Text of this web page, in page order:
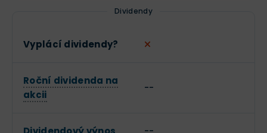
Dividendy
Vyplácí dividendy?
Roční dividenda na
akcii
--